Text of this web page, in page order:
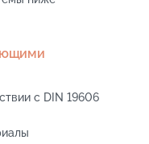
с DIN 19606